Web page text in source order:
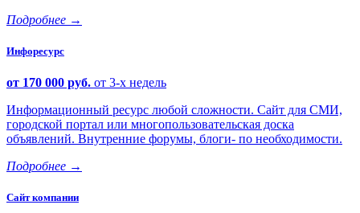
Подробнее →
Инфоресурс
от 170 000 руб. от 3-х недель
Информационный ресурс любой сложности. Сайт для СМИ,
городской портал или многопользовательская доска
объявлений. Внутренние форумы, блоги- по необходимости.
Подробнее →
Сайт компании